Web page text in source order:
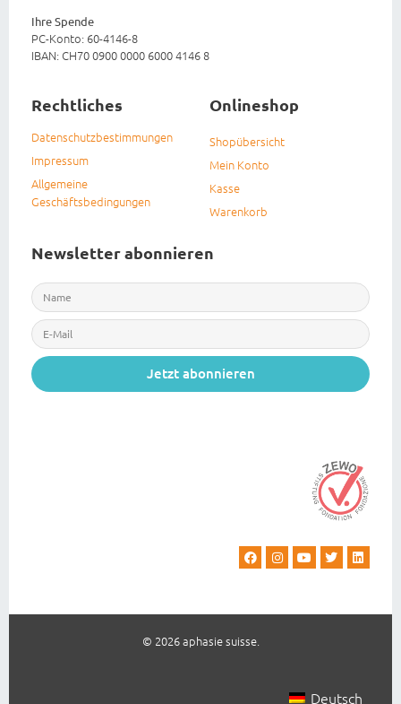
Ihre Spende
PC-Konto: 60-4146-8
IBAN: CH70 0900 0000 6000 4146 8
Rechtliches
Datenschutzbestimmungen
Impressum
Allgemeine
Geschäftsbedingungen
Onlineshop
Shopübersicht
Mein Konto
Kasse
Warenkorb
Newsletter abonnieren
Jetzt abonnieren
© 2026 aphasie suisse.
Deutsch